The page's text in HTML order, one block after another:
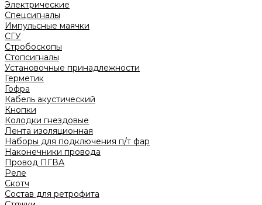
Электрические
Спецсигналы
Импульсные маячки
СГУ
Стробоскопы
Стопсигналы
Установочные принадлежности
Герметик
Гофра
Кабель акустический
Кнопки
Колодки гнездовые
Лента изоляционная
Наборы для подключения п/т фар
Наконечники провода
Провод ПГВА
Реле
Скотч
Состав для ретрофита